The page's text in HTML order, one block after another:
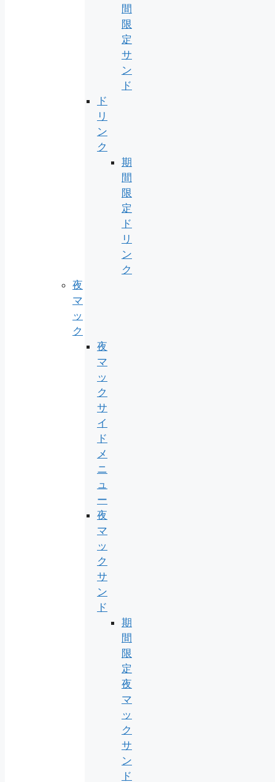
間
限
定
サ
ン
ド
ド
リ
ン
ク
期
間
限
定
ド
リ
ン
ク
夜
マ
ッ
ク
夜
マ
ッ
ク
サ
イ
ド
メ
ニ
ュ
ー
夜
マ
ッ
ク
サ
ン
ド
期
間
限
定
夜
マ
ッ
ク
サ
ン
ド